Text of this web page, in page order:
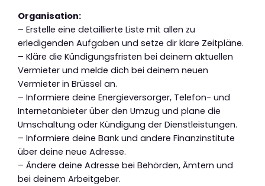
Organisation:
– Erstelle eine detaillierte Liste mit allen zu
erledigenden Aufgaben und setze dir klare Zeitpläne.
– Kläre die Kündigungsfristen bei deinem aktuellen
Vermieter und melde dich bei deinem neuen
Vermieter in Brüssel an.
– Informiere deine Energieversorger, Telefon- und
Internetanbieter über den Umzug und plane die
Umschaltung oder Kündigung der Dienstleistungen.
– Informiere deine Bank und andere Finanzinstitute
über deine neue Adresse.
– Ändere deine Adresse bei Behörden, Ämtern und
bei deinem Arbeitgeber.